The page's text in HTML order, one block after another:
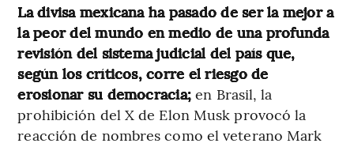
La divisa mexicana ha pasado de ser la mejor a
la peor del mundo en medio de una profunda
revisión del sistema judicial del país que,
según los críticos, corre el riesgo de
erosionar su democracia; en Brasil, la
prohibición del X de Elon Musk provocó la
reacción de nombres como el veterano Mark